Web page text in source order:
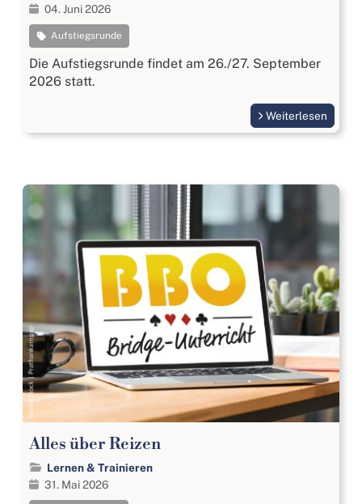
04. Juni 2026
Aufstiegsrunde
Die Aufstiegsrunde findet am 26./27. September
2026 statt.
Weiterlesen
Alles über Reizen
Lernen & Trainieren
31. Mai 2026